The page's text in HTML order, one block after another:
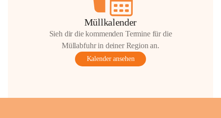
Müllkalender
Sieh dir die kommenden Termine für die
Müllabfuhr in deiner Region an.
Kalender ansehen